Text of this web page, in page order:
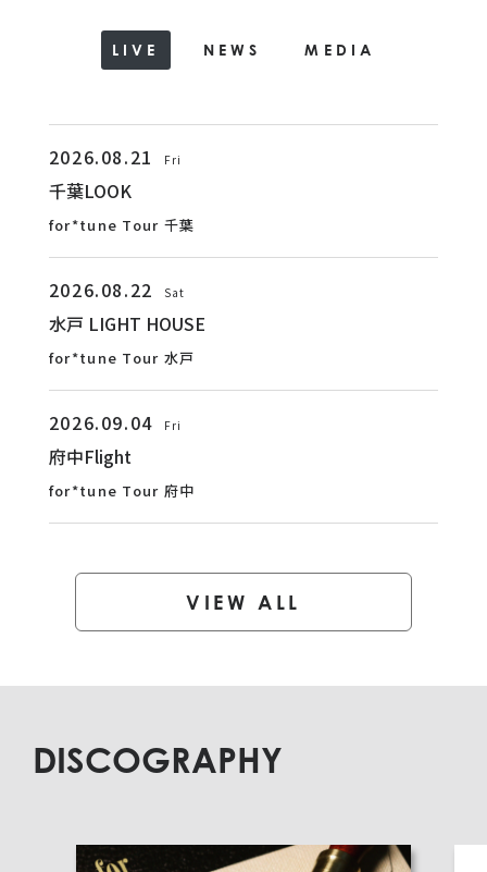
LIVE NEWS MEDIA
2026.08.21 Fri
千葉LOOK
for*tune Tour 千葉
2026.08.22 Sat
水戸 LIGHT HOUSE
for*tune Tour 水戸
2026.09.04 Fri
府中Flight
for*tune Tour 府中
VIEW ALL
DISCOGRAPHY